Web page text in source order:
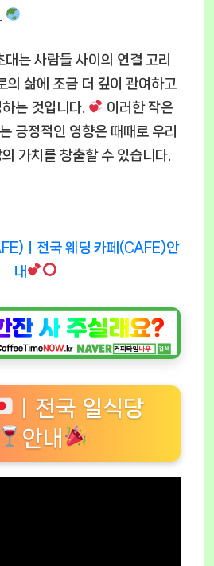
는 사람들 사이의 연결 고리
의 삶에 조금 더 깊이 관여하고
는 것입니다.
이러한 작은
긍정적인 영향은 때때로 우리
가치를 창출할 수 있습니다.
ㅣ전국 웨딩 카페(CAFE)안
내
ㅣ전국 일식당
안내